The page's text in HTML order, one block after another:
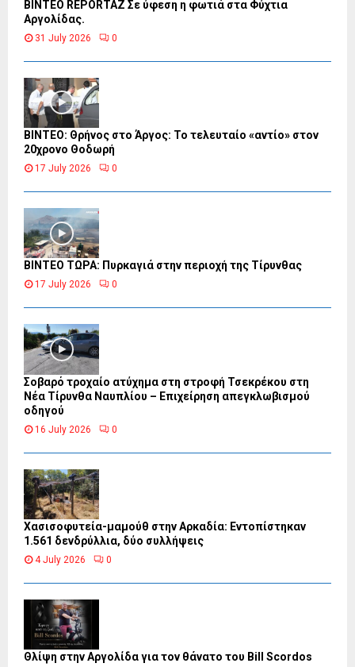
BINTEO REPORTAZ Σε ύφεση η φωτιά στα Φύχτια
Αργολίδας.
31 July 2026 0
ΒΙΝΤΕΟ: Θρήνος στο Άργος: Το τελευταίο «αντίο» στον
20χρονο Θοδωρή
17 July 2026 0
ΒΙΝΤΕΟ ΤΩΡΑ: Πυρκαγιά στην περιοχή της Τίρυνθας
17 July 2026 0
Σοβαρό τροχαίο ατύχημα στη στροφή Τσεκρέκου στη
Νέα Τίρυνθα Ναυπλίου – Επιχείρηση απεγκλωβισμού
οδηγού
16 July 2026 0
Χασισοφυτεία-μαμούθ στην Αρκαδία: Εντοπίστηκαν
1.561 δενδρύλλια, δύο συλλήψεις
4 July 2026 0
Θλίψη στην Αργολίδα για τον θάνατο του Bill Scordos